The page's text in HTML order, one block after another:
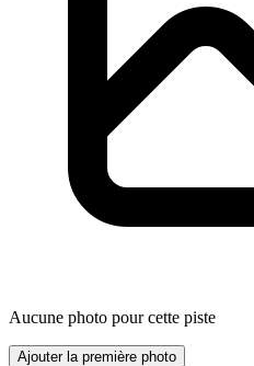
Aucune photo pour cette piste
Ajouter la première photo